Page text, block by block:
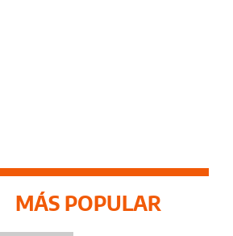
MÁS POPULAR